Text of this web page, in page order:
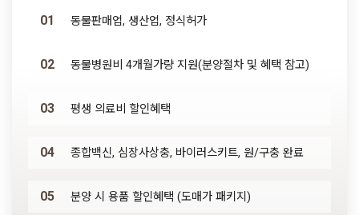
01 동물판매업, 생산업, 정식허가
02 동물병원비 4개월가량 지원(분양절차 및 혜택 참고)
03 평생 의료비 할인혜택
04 종합백신, 심장사상충, 바이러스키트, 원/구충 완료
05 분양 시 용품 할인혜택 (도매가 패키지)